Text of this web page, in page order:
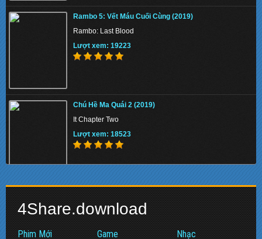
Memory 2022 - Hồi Ức Sát Thủ
Lượt xem: 130966
Beast 2022 - Quái Thú
Lượt xem: 146525
Rambo 5: Vết Máu Cuối Cùng (2019)
Rambo: Last Blood
Lượt xem: 19223
Chú Hề Ma Quái 2 (2019)
It Chapter Two
Lượt xem: 18523
Avengers: Endgame
4Share.download
Phim Mới Game Nhạc